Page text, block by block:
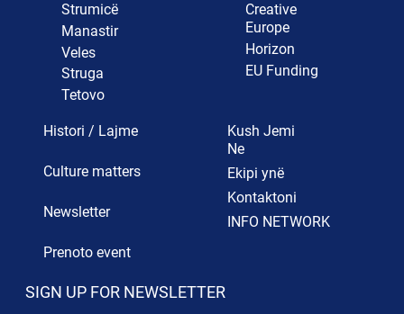
Strumicë
Manastir
Veles
Struga
Tetovo
Creative
Europe
Horizon
EU Funding
Histori / Lajme
Culture matters
Newsletter
Prenoto event
Kush Jemi
Ne
Ekipi ynë
Kontaktoni
INFO NETWORK
SIGN UP FOR NEWSLETTER